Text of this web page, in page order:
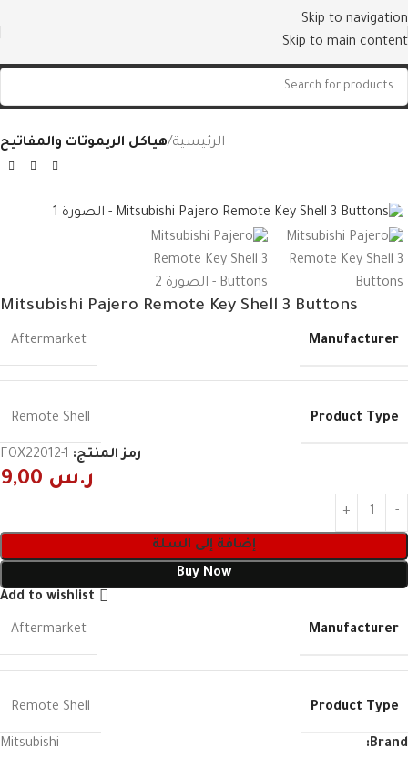
Skip to navigation
Skip to main content
الرئيسية هياكل الريموتات والمفاتيح
Mitsubishi Pajero Remote Key Shell 3 Buttons
Manufacturer
Aftermarket
Product Type
Remote Shell
رمز المنتج: FOX22012-1
ر.س
إضافة إلى السلة
Buy Now
Add to wishlist
Manufacturer
Aftermarket
Product Type
Remote Shell
Brand:
Mitsubishi